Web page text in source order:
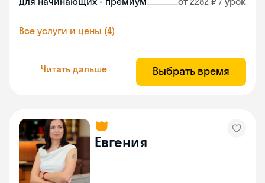
Все услуги и цены (4)
Читать дальше Выбрать время
Евгения